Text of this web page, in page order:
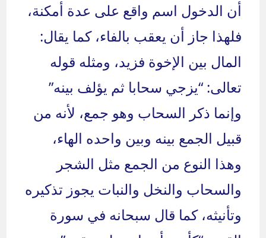
أن الدخول اسم واقع على عدة أمكنة،
فلهذا جاز أن يعقب بالفاء، كما يقال:
المال بين الإخوة فزيد، ومثله قوله
تعالى: “يزجي سحابا ثم يؤلف بينه”
وإنما ذكر السحاب وهو جمع، لأنه من
قبيل الجمع بينه وبين واحده الهاء،
وهذا النوع من الجمع مثل الشجر
والسحاب والنخل والنبات يجوز تذكيره
وتأنيثه، كما قال سبحانه في سورة